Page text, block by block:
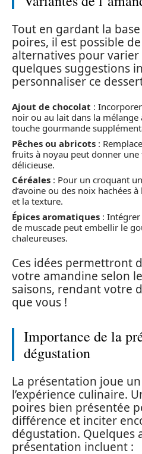
Tout en gardant la
poires, il est possible
alternatives pour varier
quelques suggestions
personnaliser ce
Ajout de chocolat :
noir ou au lait dans la
touche gourmande
Pêches ou abricots :
fruits à noyau peut donner
délicieuse.
Céréales : Pour un croquant
d’avoine ou des noix hachées
et la texture.
Épices aromatiques : Intégrer
de muscade peut embellir le
chaleureuses.
Ces idées permettront
votre amandine selon
saisons, rendant votre
que vous !
Importance de la
dégustation
La présentation joue
l’expérience culinaire.
poires bien présentée
différence et inciter
dégustation. Quelques
présentation incluent :